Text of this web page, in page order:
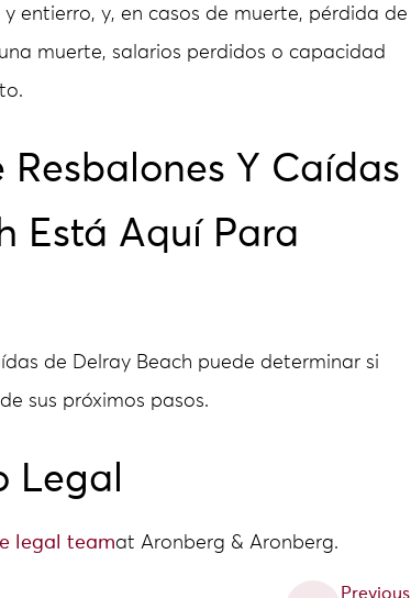
entierro, y, en casos de muerte, pérdida de
muerte, salarios perdidos o capacidad
Y Caídas
Está Aquí Para
de Delray Beach puede determinar si
sus próximos pasos.
Legal
legal teamat Aronberg & Aronberg.
Previous